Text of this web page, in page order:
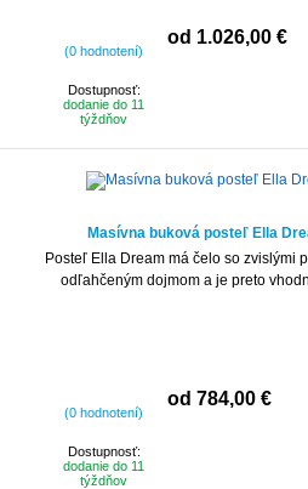
(0 hodnotení)
Dostupnosť:
dodanie do 11
týždňov
od 1.026,00 €
Masívna buková posteľ Ella
Posteľ Ella Dream má čelo so zvislými
odľahčeným dojmom a je preto
(0 hodnotení)
Dostupnosť:
dodanie do 11
týždňov
od 784,00 €